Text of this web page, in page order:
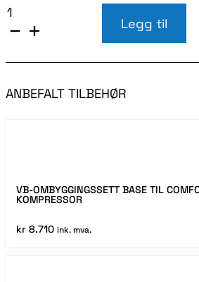
VB-
SEMIAIR
COMFORT
HJELPELUFTFJÆRING
M/KOMPRESSOR
STYRINGSPANEL
FORD
2014
antall
Legg til
ANBEFALT TILBEHØR
VB-OMBYGGINGSSETT BASE TIL
KOMPRESSOR
kr 8.710 ink. mva.